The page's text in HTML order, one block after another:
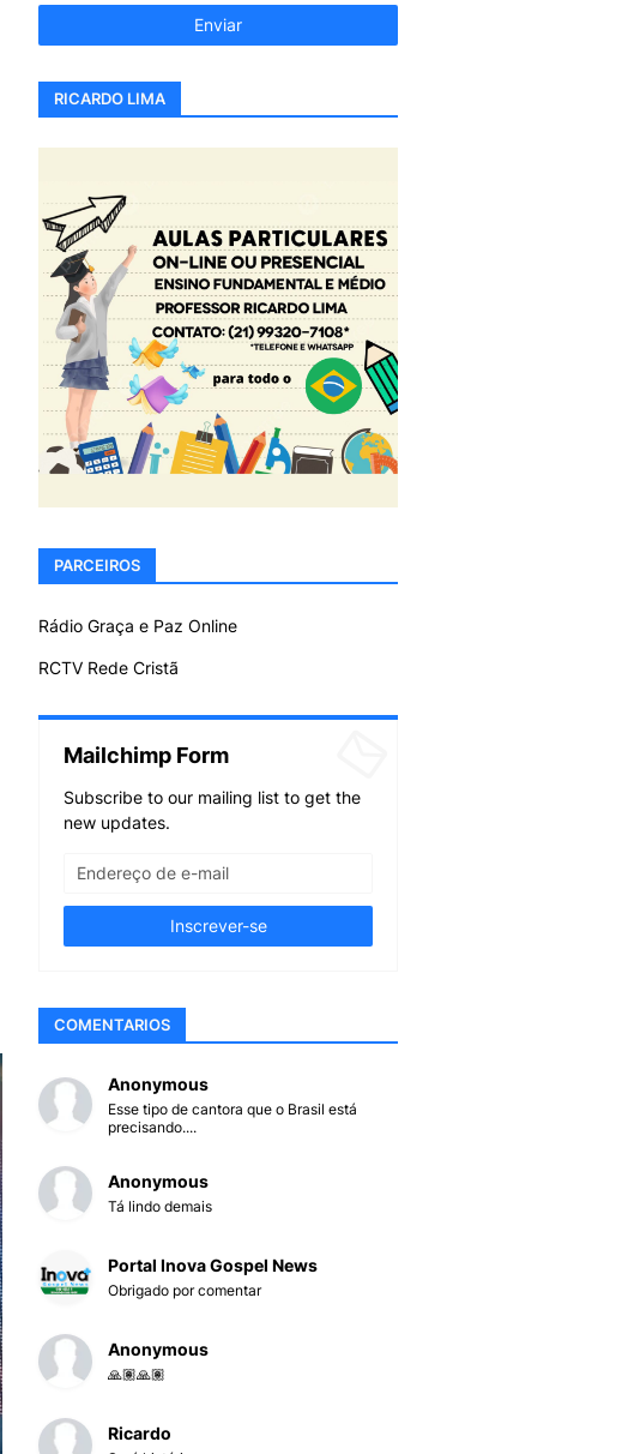
RICARDO LIMA
PARCEIROS
Rádio Graça e Paz Online
RCTV Rede Cristã
Mailchimp Form
Subscribe to our mailing list to get the
new updates.
COMENTARIOS
Anonymous
Esse tipo de cantora que o Brasil está
precisando....
Anonymous
Tá lindo demais
Portal Inova Gospel News
Obrigado por comentar
Anonymous
🙏🏽🙏🏽
Ricardo